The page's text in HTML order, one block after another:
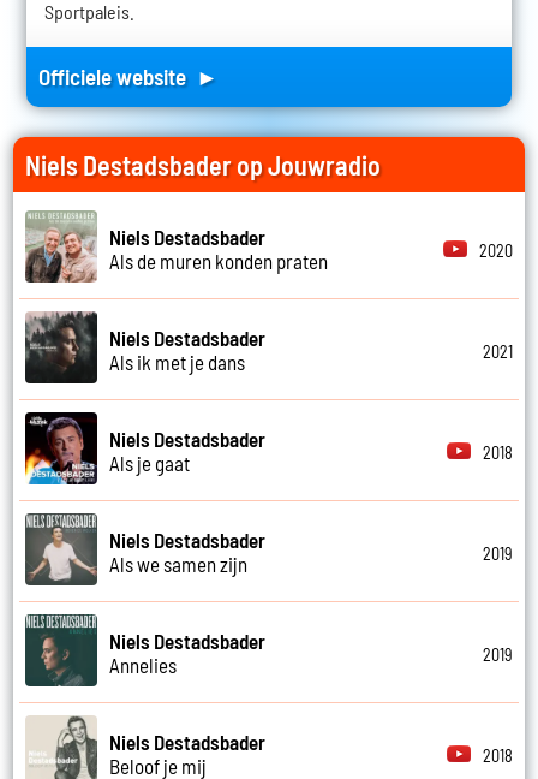
Sportpaleis.
Officiele website ►
Niels Destadsbader op Jouwradio
Niels Destadsbader
Als de muren konden praten
2020
Niels Destadsbader
Als ik met je dans
2021
Niels Destadsbader
Als je gaat
2018
Niels Destadsbader
Als we samen zijn
2019
Niels Destadsbader
Annelies
2019
Niels Destadsbader
Beloof je mij
2018